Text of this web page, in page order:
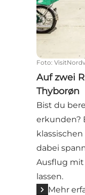
Foto:
Auf zwei
Thyborøn
Bist du
erkunden?
dabei
Ausflug
lassen.
Mehr